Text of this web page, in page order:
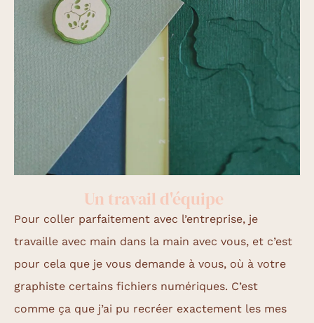
Un travail d'équipe
Pour coller parfaitement avec l’entreprise, je
travaille avec main dans la main avec vous, et c’est
pour cela que je vous demande à vous, où à votre
graphiste certains fichiers numériques. C’est
comme ça que j’ai pu recréer exactement les mes